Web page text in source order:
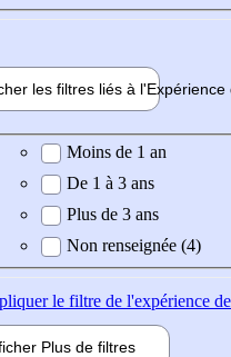
les filtres liés à l'Expérience
Expérience demandée
Moins de 1 an
De 1 à 3 ans
Plus de 3 ans
Non renseignée (4)
le filtre de l'expérience
Plus de filtres